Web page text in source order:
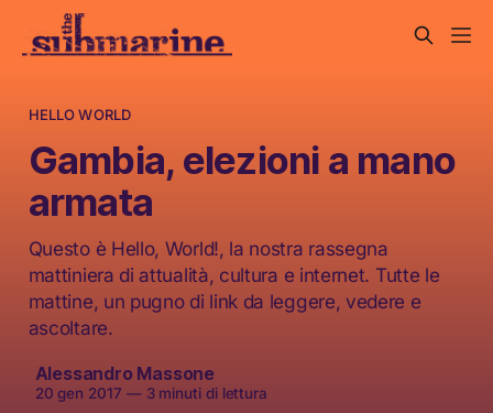
HELLO WORLD
Gambia, elezioni a mano
armata
Questo è Hello, World!, la nostra rassegna
mattiniera di attualità, cultura e internet. Tutte le
mattine, un pugno di link da leggere, vedere e
ascoltare.
Alessandro Massone
20 gen 2017 —3 minuti di lettura